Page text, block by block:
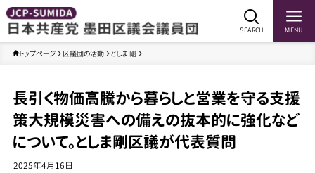
SEARCH MENU
トップページ 区議団の活動 としま 剛
長引く物価高騰から暮らしと営業を守る支援
策大規模災害への備えの抜本的に強化など
について。としま剛区議が代表質問
2025年4月16日